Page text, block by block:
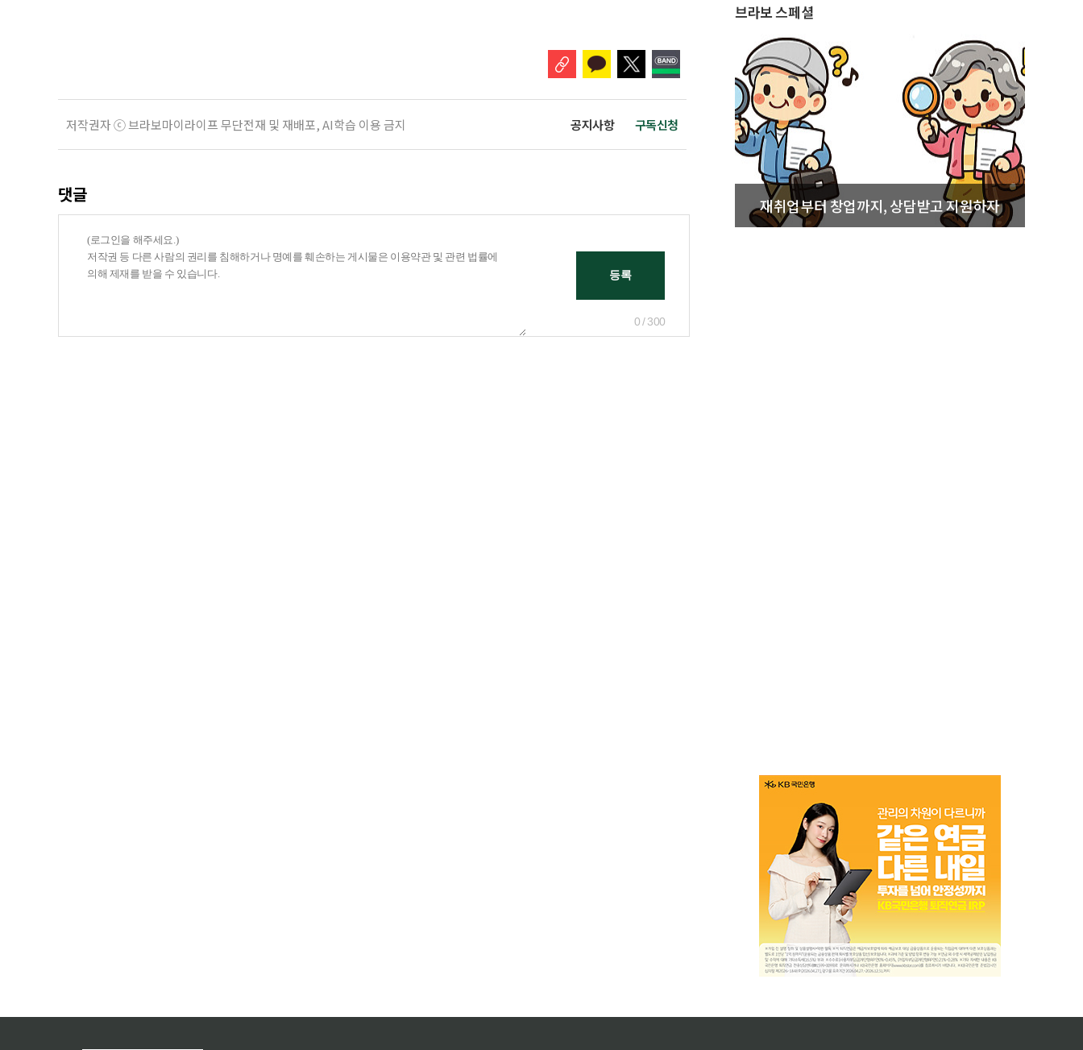
저작권자 ⓒ 브라보마이라이프 무단전재 및 재배포, AI학습 이용 금지 공지사항 구독신청
댓글
0 / 300
브라보 스페셜
재취업부터 창업까지, 상담받고 지원하자